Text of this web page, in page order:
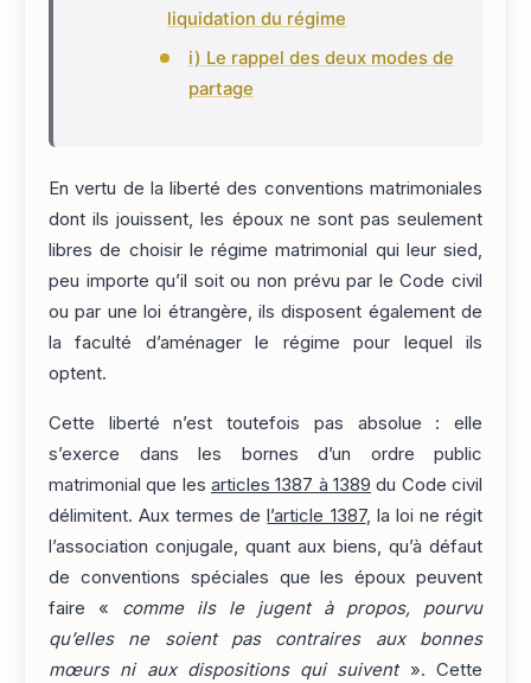
liquidation du régime
i) Le rappel des deux modes de
partage
En vertu de la liberté des conventions matrimoniales
dont ils jouissent, les époux ne sont pas seulement
libres de choisir le régime matrimonial qui leur sied,
peu importe qu’il soit ou non prévu par le Code civil
ou par une loi étrangère, ils disposent également de
la faculté d’aménager le régime pour lequel ils
optent.
Cette liberté n’est toutefois pas absolue : elle
s’exerce dans les bornes d’un ordre public
matrimonial que les articles 1387 à 1389 du Code civil
délimitent. Aux termes del’article 1387, la loi ne régit
l’association conjugale, quant aux biens, qu’à défaut
de conventions spéciales que les époux peuvent
faire « comme ils le jugent à propos, pourvu
qu’elles ne soient pas contraires aux bonnes
mœurs ni aux dispositions qui suivent». Cette